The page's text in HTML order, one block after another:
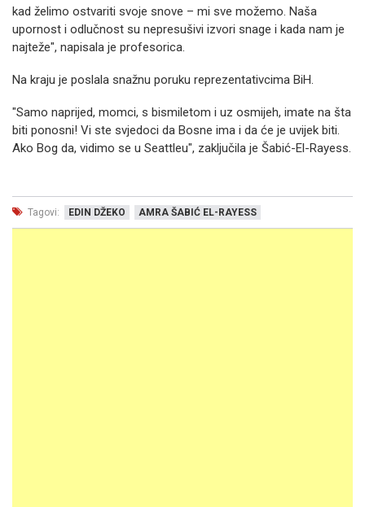
kad želimo ostvariti svoje snove – mi sve možemo. Naša
upornost i odlučnost su nepresušivi izvori snage i kada nam je
najteže", napisala je profesorica.
Na kraju je poslala snažnu poruku reprezentativcima BiH.
"Samo naprijed, momci, s bismiletom i uz osmijeh, imate na šta
biti ponosni! Vi ste svjedoci da Bosne ima i da će je uvijek biti.
Ako Bog da, vidimo se u Seattleu", zaključila je Šabić-El-Rayess.
Tagovi: EDIN DŽEKO AMRA ŠABIĆ EL-RAYESS